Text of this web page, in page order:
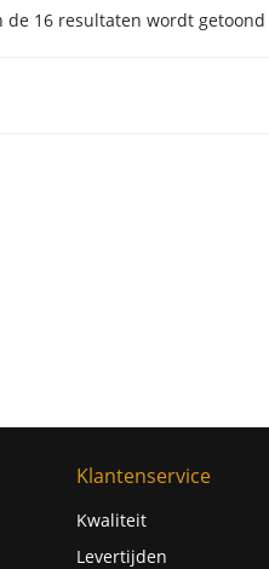
de 16 resultaten wordt getoond
Klantenservice
Kwaliteit
Levertijden